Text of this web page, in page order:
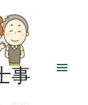
事
メ